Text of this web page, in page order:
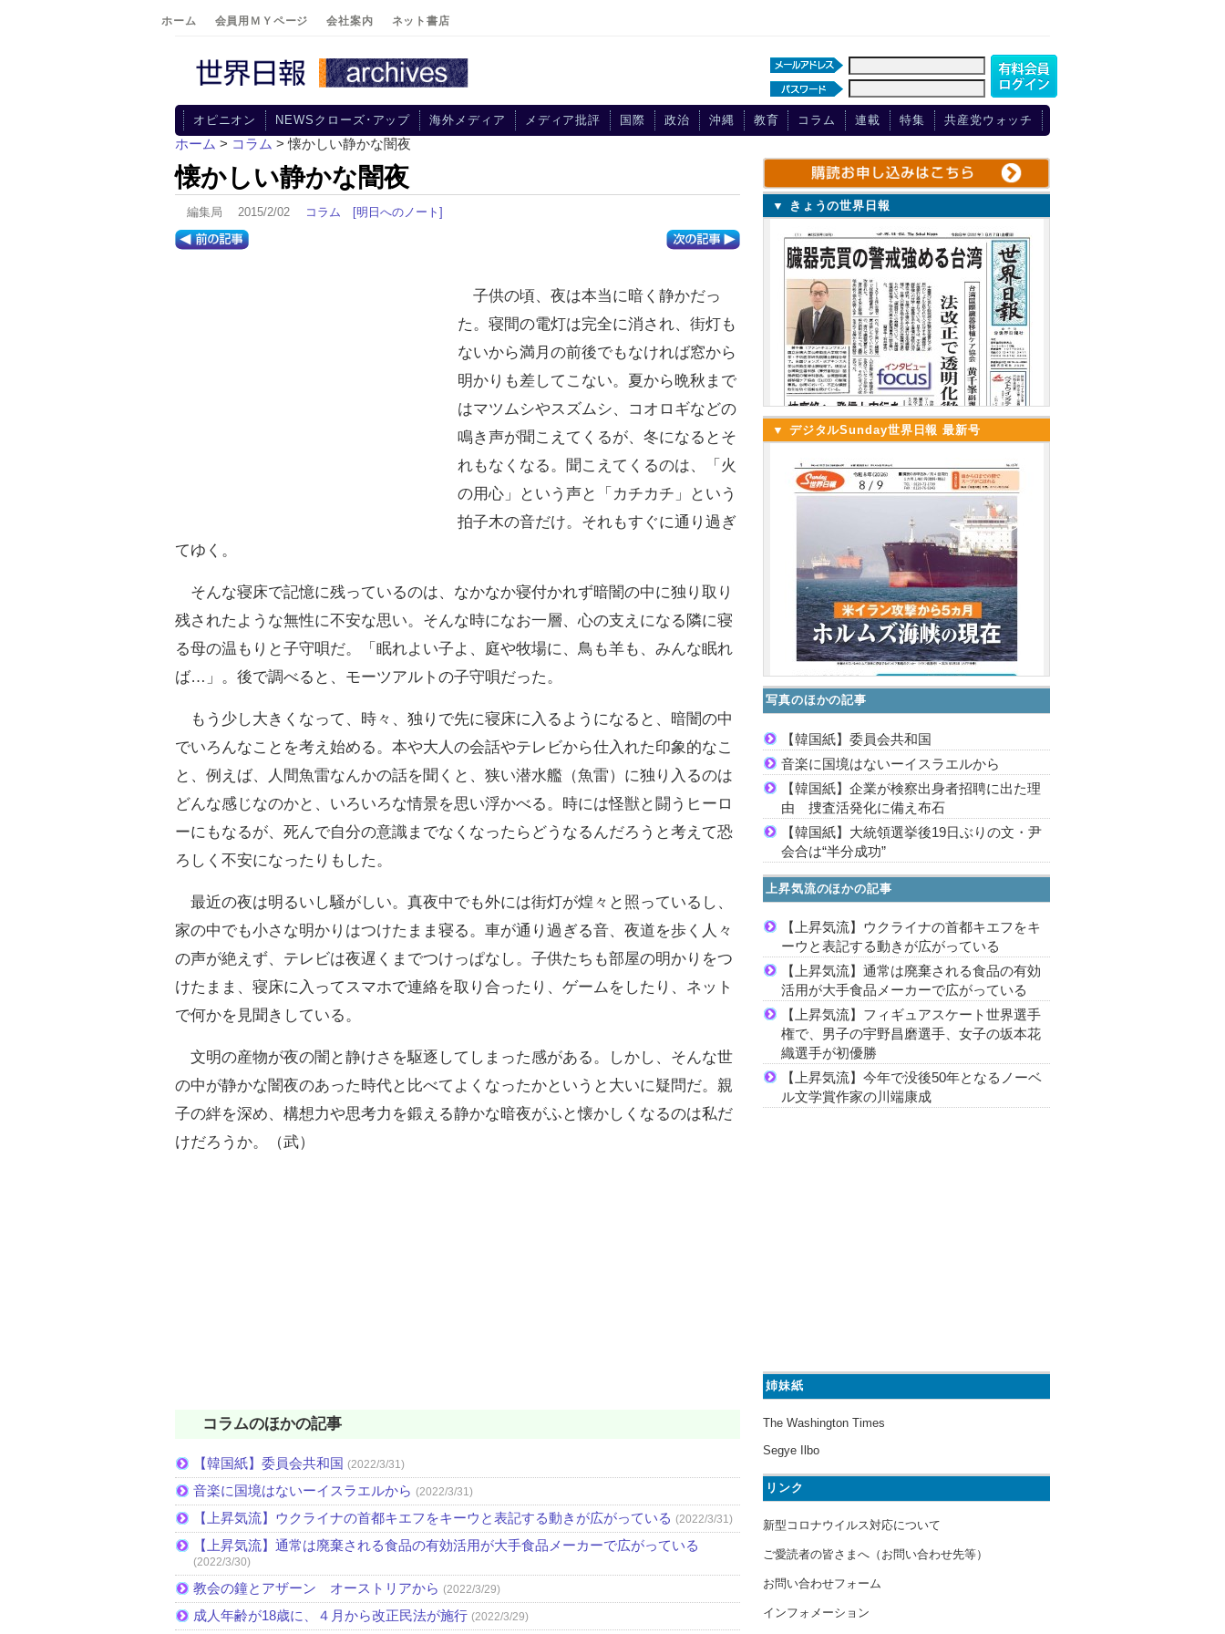
ホーム 会員用ＭＹページ 会社案内 ネット書店
オピニオン NEWSクローズ･アップ 海外メディア メディア批評 国際 政治 沖縄 教育 コラム 連載 特集 共産党ウォッチ
ホーム > コラム > 懐かしい静かな闇夜
懐かしい静かな闇夜
編集局 2015/2/02 コラム [明日へのノート]
子供の頃、夜は本当に暗く静かだっ
た。寝間の電灯は完全に消され、街灯も
ないから満月の前後でもなければ窓から
明かりも差してこない。夏から晩秋まで
はマツムシやスズムシ、コオロギなどの
鳴き声が聞こえてくるが、冬になるとそ
れもなくなる。聞こえてくるのは、「火
の用心」という声と「カチカチ」という
拍子木の音だけ。それもすぐに通り過ぎ
てゆく。
そんな寝床で記憶に残っているのは、なかなか寝付かれず暗闇の中に独り取り
残されたような無性に不安な思い。そんな時になお一層、心の支えになる隣に寝
る母の温もりと子守唄だ。「眠れよい子よ、庭や牧場に、鳥も羊も、みんな眠れ
ば…」。後で調べると、モーツアルトの子守唄だった。
もう少し大きくなって、時々、独りで先に寝床に入るようになると、暗闇の中
でいろんなことを考え始める。本や大人の会話やテレビから仕入れた印象的なこ
と、例えば、人間魚雷なんかの話を聞くと、狭い潜水艦（魚雷）に独り入るのは
どんな感じなのかと、いろいろな情景を思い浮かべる。時には怪獣と闘うヒーロ
ーにもなるが、死んで自分の意識までなくなったらどうなるんだろうと考えて恐
ろしく不安になったりもした。
最近の夜は明るいし騒がしい。真夜中でも外には街灯が煌々と照っているし、
家の中でも小さな明かりはつけたまま寝る。車が通り過ぎる音、夜道を歩く人々
の声が絶えず、テレビは夜遅くまでつけっぱなし。子供たちも部屋の明かりをつ
けたまま、寝床に入ってスマホで連絡を取り合ったり、ゲームをしたり、ネット
で何かを見聞きしている。
文明の産物が夜の闇と静けさを駆逐してしまった感がある。しかし、そんな世
の中が静かな闇夜のあった時代と比べてよくなったかというと大いに疑問だ。親
子の絆を深め、構想力や思考力を鍛える静かな暗夜がふと懐かしくなるのは私だ
けだろうか。（武）
コラムのほかの記事
【韓国紙】委員会共和国 (2022/3/31)
音楽に国境はないーイスラエルから (2022/3/31)
【上昇気流】ウクライナの首都キエフをキーウと表記する動きが広がっている (2022/3/31)
【上昇気流】通常は廃棄される食品の有効活用が大手食品メーカーで広がっている
(2022/3/30)
教会の鐘とアザーン オーストリアから (2022/3/29)
成人年齢が18歳に、４月から改正民法が施行 (2022/3/29)
▼ きょうの世界日報
▼ デジタルSunday世界日報 最新号
写真のほかの記事
【韓国紙】委員会共和国
音楽に国境はないーイスラエルから
【韓国紙】企業が検察出身者招聘に出た理
由 捜査活発化に備え布石
【韓国紙】大統領選挙後19日ぶりの文・尹
会合は“半分成功”
上昇気流のほかの記事
【上昇気流】ウクライナの首都キエフをキ
ーウと表記する動きが広がっている
【上昇気流】通常は廃棄される食品の有効
活用が大手食品メーカーで広がっている
【上昇気流】フィギュアスケート世界選手
権で、男子の宇野昌磨選手、女子の坂本花
織選手が初優勝
【上昇気流】今年で没後50年となるノーベ
ル文学賞作家の川端康成
姉妹紙
The Washington Times
Segye Ilbo
リンク
新型コロナウイルス対応について
ご愛読者の皆さまへ（お問い合わせ先等）
お問い合わせフォーム
インフォメーション